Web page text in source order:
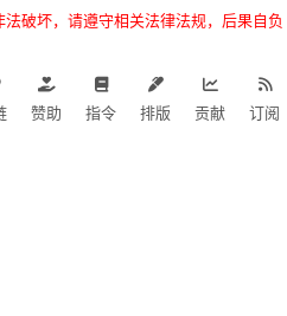
破坏，请遵守相关法律法规，后果自负
赞助 指令 排版 贡献 订阅